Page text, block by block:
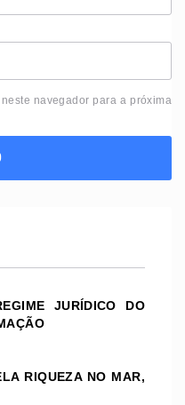
navegador para a próxima
JURÍDICO DO
RIQUEZA NO MAR,